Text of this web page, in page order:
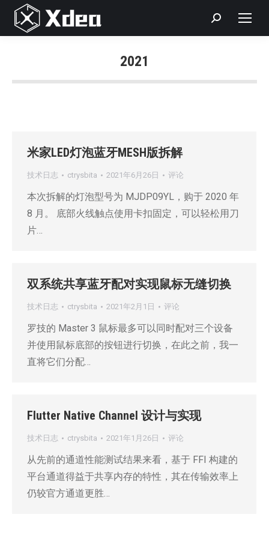
Search:
2021
您在这里：
米家LED灯泡蓝牙MESH版拆解
技术日志 ctrysbita 2021年6月26日 评论
本次拆解的灯泡型号为 MJDP09YL，购于 2020 年
8 月。 底部火线触点使用卡扣固定，可以轻松用刀
片…
双系统共享蓝牙配对实现鼠标无缝切换
技术日志 ctrysbita 2021年2月1日 评论
罗技的 Master 3 鼠标最多可以同时配对三个设备
并使用鼠标底部的按钮进行切换，在此之前，我一
直将它们分配…
Flutter Native Channel 设计与实现
技术日志 ctrysbita 2021年1月26日 评论
从先前的通道性能测试结果来看，基于 FFI 构建的
平台通道得益于共享内存的特性，其在传输效率上
仍较官方通道更胜…